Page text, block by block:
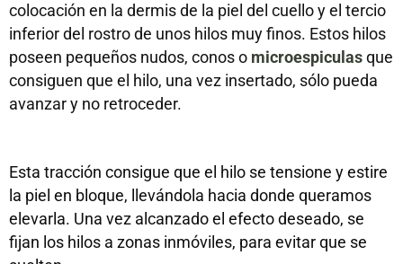
colocación en la dermis de la piel del cuello y el tercio
inferior del rostro de unos hilos muy finos. Estos hilos
poseen pequeños nudos, conos o microespiculasque
consiguen que el hilo, una vez insertado, sólo pueda
avanzar y no retroceder.
Esta tracción consigue que el hilo se tensione y estire
la piel en bloque, llevándola hacia donde queramos
elevarla. Una vez alcanzado el efecto deseado, se
fijan los hilos a zonas inmóviles, para evitar que se